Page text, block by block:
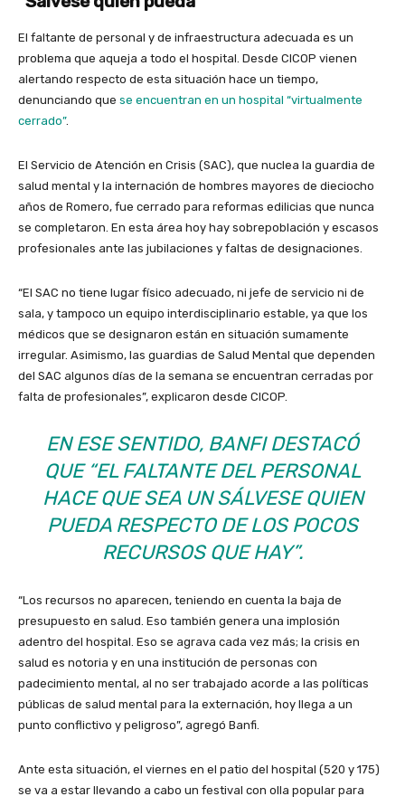
El faltante de personal y de infraestructura adecuada es un
problema que aqueja a todo el hospital. Desde CICOP vienen
alertando respecto de esta situación hace un tiempo,
denunciando que se encuentran en un hospital “virtualmente
cerrado”.
El Servicio de Atención en Crisis (SAC), que nuclea la guardia de
salud mental y la internación de hombres mayores de dieciocho
años de Romero, fue cerrado para reformas edilicias que nunca
se completaron. En esta área hoy hay sobrepoblación y escasos
profesionales ante las jubilaciones y faltas de designaciones.
“El SAC no tiene lugar físico adecuado, ni jefe de servicio ni de
sala, y tampoco un equipo interdisciplinario estable, ya que los
médicos que se designaron están en situación sumamente
irregular. Asimismo, las guardias de Salud Mental que dependen
del SAC algunos días de la semana se encuentran cerradas por
falta de profesionales”, explicaron desde CICOP.
EN ESE SENTIDO, BANFI DESTACÓ
QUE “EL FALTANTE DEL PERSONAL
HACE QUE SEA UN SÁLVESE QUIEN
PUEDA RESPECTO DE LOS POCOS
RECURSOS QUE HAY”.
“Los recursos no aparecen, teniendo en cuenta la baja de
presupuesto en salud. Eso también genera una implosión
adentro del hospital. Eso se agrava cada vez más; la crisis en
salud es notoria y en una institución de personas con
padecimiento mental, al no ser trabajado acorde a las políticas
públicas de salud mental para la externación, hoy llega a un
punto conflictivo y peligroso”, agregó Banfi.
Ante esta situación, el viernes en el patio del hospital (520 y 175)
se va a estar llevando a cabo un festival con olla popular para